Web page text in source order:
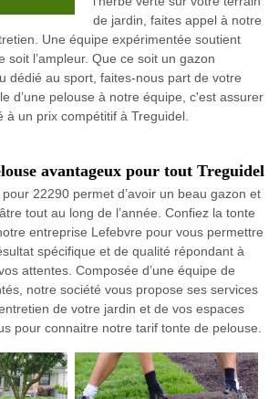
de jardin, faites appel à notre
Une équipe expérimentée soutient
soit l’ampleur. Que ce soit un gazon
dédié au sport, faites-nous part de votre
d’une pelouse à notre équipe, c'est assurer
à un prix compétitif à Treguidel.
avantageux pour tout Treguidel
22290 permet d’avoir un beau gazon et
tout au long de l’année. Confiez la tonte
entreprise Lefebvre pour vous permettre
spécifique et de qualité répondant à
attentes. Composée d’une équipe de
notre société vous propose ses services
de votre jardin et de vos espaces
pour connaitre notre tarif tonte de pelouse.